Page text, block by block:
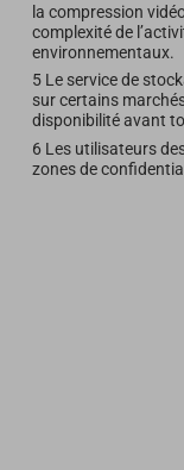
la compression
complexité de
environnementaux.
5 Le service de
sur certains
disponibilité avant
6 Les utilisateurs
zones de